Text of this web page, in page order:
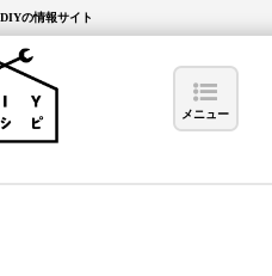
の情報サイト
メニュー